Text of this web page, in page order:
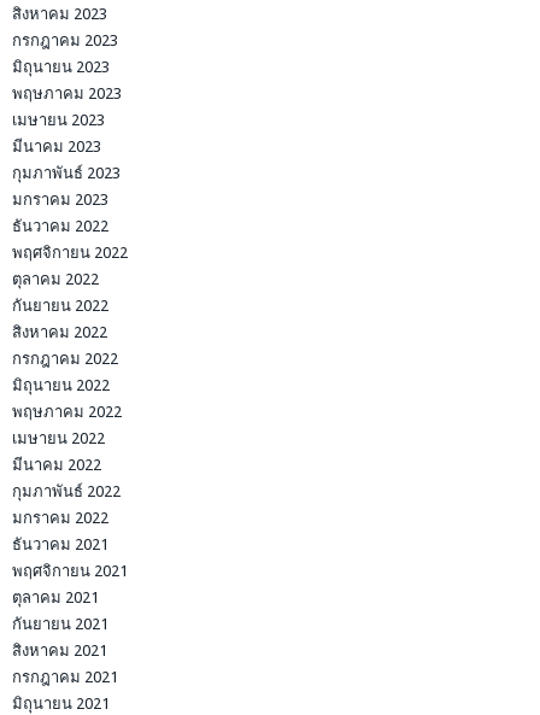
สิงหาคม 2023
กรกฎาคม 2023
มิถุนายน 2023
พฤษภาคม 2023
เมษายน 2023
มีนาคม 2023
กุมภาพันธ์ 2023
มกราคม 2023
ธันวาคม 2022
พฤศจิกายน 2022
ตุลาคม 2022
กันยายน 2022
สิงหาคม 2022
กรกฎาคม 2022
มิถุนายน 2022
พฤษภาคม 2022
เมษายน 2022
มีนาคม 2022
กุมภาพันธ์ 2022
มกราคม 2022
ธันวาคม 2021
พฤศจิกายน 2021
ตุลาคม 2021
กันยายน 2021
สิงหาคม 2021
กรกฎาคม 2021
มิถุนายน 2021